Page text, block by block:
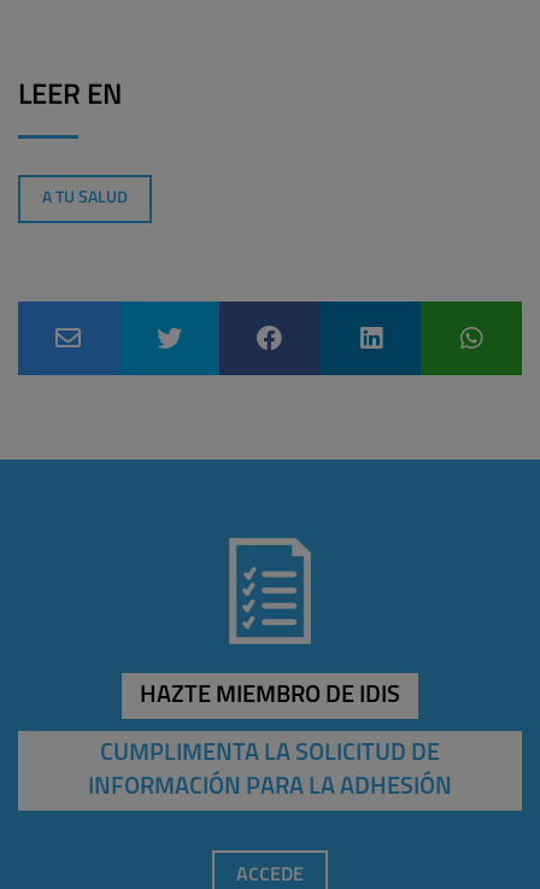
LEER EN
A TU SALUD
HAZTE MIEMBRO DE IDIS
CUMPLIMENTA LA SOLICITUD DE
INFORMACIÓN PARA LA ADHESIÓN
ACCEDE